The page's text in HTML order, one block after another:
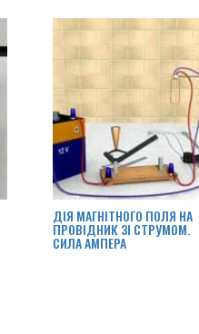
ДІЯ МАГНІТНОГО ПОЛЯ НА
ПРОВІДНИК ЗІ СТРУМОМ.
СИЛА АМПЕРА